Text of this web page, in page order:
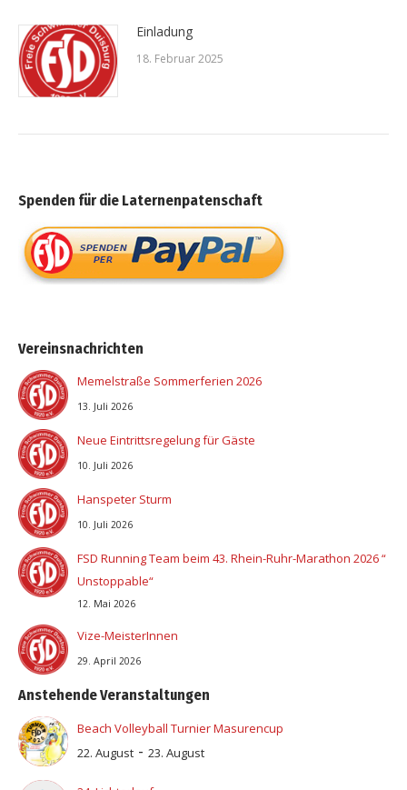
Einladung
18. Februar 2025
Spenden für die Laternenpatenschaft
Vereinsnachrichten
Memelstraße Sommerferien 2026
13. Juli 2026
Neue Eintrittsregelung für Gäste
10. Juli 2026
Hanspeter Sturm
10. Juli 2026
FSD Running Team beim 43. Rhein-Ruhr-Marathon 2026 “
Unstoppable“
12. Mai 2026
Vize-MeisterInnen
29. April 2026
Anstehende Veranstaltungen
Beach Volleyball Turnier Masurencup
22. August - 23. August